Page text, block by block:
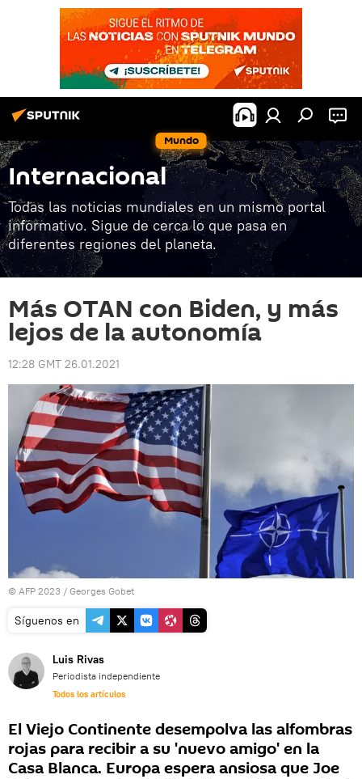
Mundo
Internacional
Todas las noticias mundiales en un mismo portal
informativo. Sigue de cerca lo que pasa en
diferentes regiones del planeta.
Más OTAN con Biden, y más
lejos de la autonomía
12:28 GMT 26.01.2021
© AFP 2023 / Georges Gobet
Síguenos en
Luis Rivas
Periodista independiente
Todos los artículos
El Viejo Continente desempolva las alfombras
rojas para recibir a su 'nuevo amigo' en la
Casa Blanca. Europa espera ansiosa que Joe